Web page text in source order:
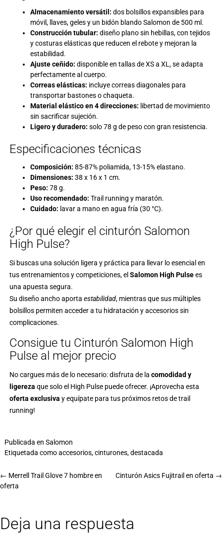
Almacenamiento versátil: dos bolsillos expansibles para
móvil, llaves, geles y un bidón blando Salomon de 500 ml .
Construcción tubular: diseño plano sin hebillas, con tejidos
y costuras elásticas que reducen el rebote y mejoran la
estabilidad.
Ajuste ceñido: disponible en tallas de XS a XL, se adapta
perfectamente al cuerpo.
Correas elásticas: incluye correas diagonales para
transportar bastones o chaqueta.
Material elástico en 4 direcciones: libertad de movimiento
sin sacrificar sujeción.
Ligero y duradero: solo 78 g de peso con gran resistencia.
Especificaciones técnicas
Composición: 85-87% poliamida, 13-15% elastano.
Dimensiones: 38 x 16 x 1 cm.
Peso: 78 g.
Uso recomendado: Trail running y maratón.
Cuidado: lavar a mano en agua fría (30 °C).
¿Por qué elegir el cinturón Salomon
High Pulse?
Si buscas una solución ligera y práctica para llevar lo esencial en
tus entrenamientos y competiciones, el Salomon High Pulsees
una apuesta segura.
Su diseño ancho aporta estabilidad, mientras que sus múltiples
bolsillos permiten acceder a tu hidratación y accesorios sin
complicaciones.
Consigue tu Cinturón Salomon High
Pulse al mejor precio
No cargues más de lo necesario: disfruta de la comodidad y
ligereza que solo el High Pulse puede ofrecer. ¡Aprovecha esta
oferta exclusiva y equípate para tus próximos retos de trail
running!
Publicada en Salomon
Etiquetada comoaccesorios,cinturones,destacada
Cinturón Asics Fujitrail en oferta →
← Merrell Trail Glove 7 hombre en
oferta
Deja una respuesta